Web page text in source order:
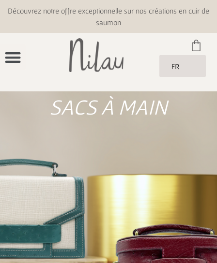
Découvrez notre offre exceptionnelle sur nos créations en cuir de
saumon
FR
SACS À MAIN